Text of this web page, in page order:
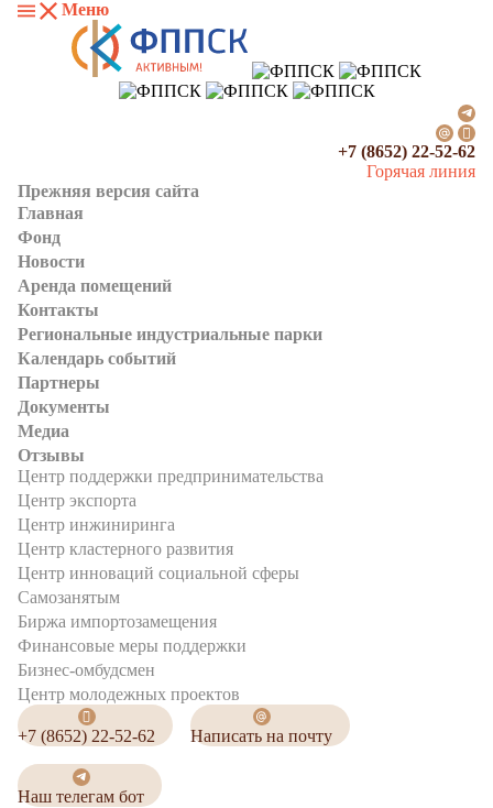
Меню
+7 (8652) 22-52-62
Горячая линия
Прежняя версия сайта
Главная
Фонд
Новости
Аренда помещений
Контакты
Региональные индустриальные парки
Календарь событий
Партнеры
Документы
Медиа
Отзывы
Центр поддержки предпринимательства
Центр экспорта
Центр инжиниринга
Центр кластерного развития
Центр инноваций социальной сферы
Cамозанятым
Биржа импортозамещения
Финансовые меры поддержки
Бизнес-омбудсмен
Центр молодежных проектов
+7 (8652) 22-52-62 Написать на почту
Наш телегам бот